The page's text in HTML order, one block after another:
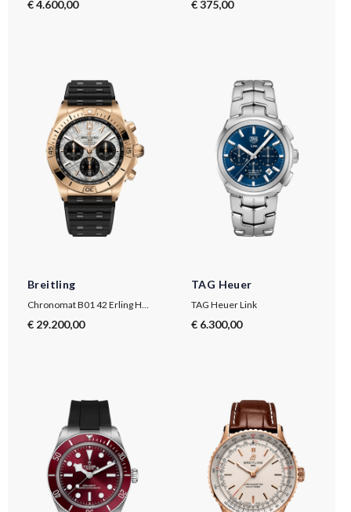
€ 4.600,00 € 375,00
Breitling
Chronomat B01 42 Erling Haaland
€ 29.200,00
TAG Heuer
TAG Heuer Link
€ 6.300,00